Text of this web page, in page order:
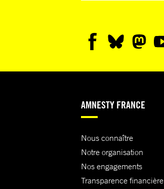
AMNESTY FRANCE
Nous connaître
Notre organisation
Nos engagements
Transparence financière